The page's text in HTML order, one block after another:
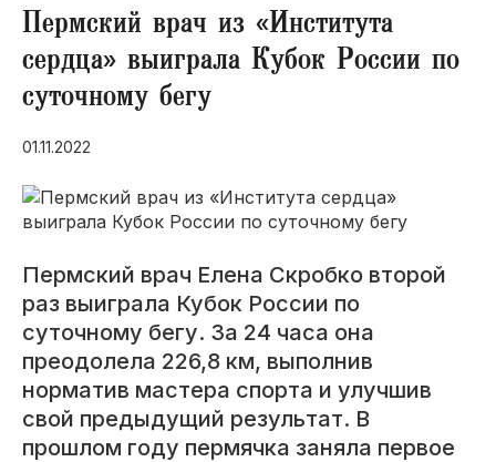
СВО
Социальная поддержка
Инфраструктура
Благоустройство
Пермский врач из «Института
сердца» выиграла Кубок России по
суточному бегу
01.11.2022
Пермский врач Елена Скробко второй
раз выиграла Кубок России по
суточному бегу. За 24 часа она
преодолела 226,8 км, выполнив
норматив мастера спорта и улучшив
свой предыдущий результат. В
прошлом году пермячка заняла первое